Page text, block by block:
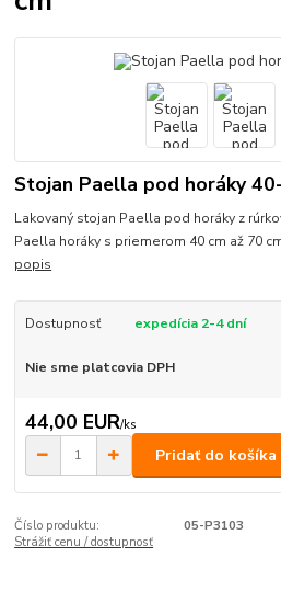
Stojan Paella pod horáky
Lakovaný stojan Paella pod horáky z
Paella horáky s priemerom 40 cm až
popis
Dostupnosť expedícia 2-4 dní
Nie sme platcovia DPH
44,00 EUR/ks
Pridať do košíka
Číslo produktu:
05-P3103
Strážiť cenu / dostupnosť